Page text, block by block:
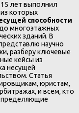
лет выполнил
которых
способности
многоэтажных
зданий. В
научно
разберу ключевые
кейсы из
несущей
Статья
юристам,
и всем, кто